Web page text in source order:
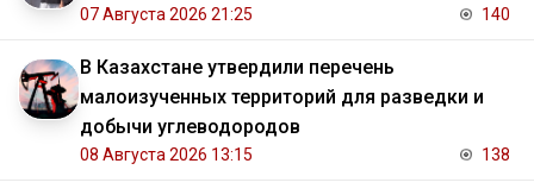
07 Августа 2026 21:25 140
В Казахстане утвердили перечень
малоизученных территорий для разведки и
добычи углеводородов
08 Августа 2026 13:15 138